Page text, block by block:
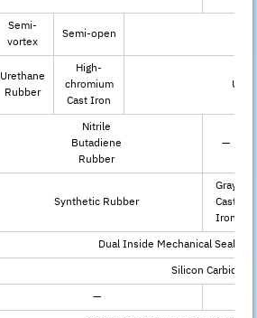
Semi-
vortex
Semi-open
Urethane
Rubber
High-
chromium
Cast Iron
Nitrile
Butadiene
Rubber
—
Synthetic Rubber
Gray
Cast
Iron
Dual Inside Mechanical Seals
Silicon Carbide
—